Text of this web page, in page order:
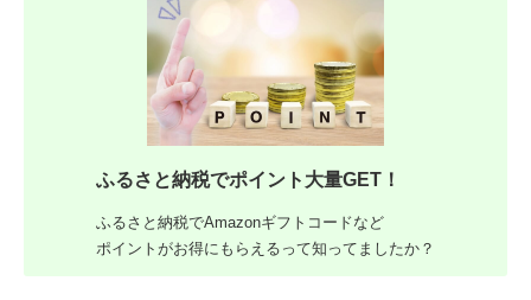
ふるさと納税でポイント大量GET！
ふるさと納税でAmazonギフトコードなど
ポイントがお得にもらえるって知ってましたか？